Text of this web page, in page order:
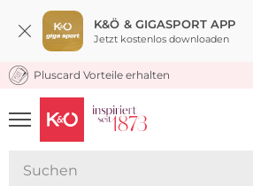
K&Ö & GIGASPORT APP
Jetzt kostenlos downloaden
KOSTENLOSER VERSAND* &
Pluscard Vorteile erhalten
UNSERE APP
CLICK &